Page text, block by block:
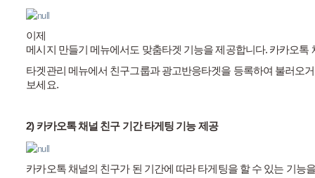
이제
메시지 만들기 메뉴에서도 맞춤타겟 기능을 제공합니다. 카카오톡
타겟관리 메뉴에서 친구그룹과 광고반응타겟을 등록하여 불러오
보세요.
2) 카카오톡채널 친구 기간 타게팅 기능 제공
카카오톡 채널의 친구가 된 기간에 따라 타게팅을 할 수 있는 기능을